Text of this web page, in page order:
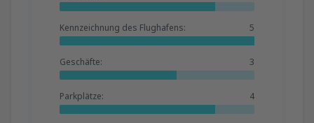
Kennzeichnung des Flughafens: 5
Geschäfte: 3
Parkplätze: 4